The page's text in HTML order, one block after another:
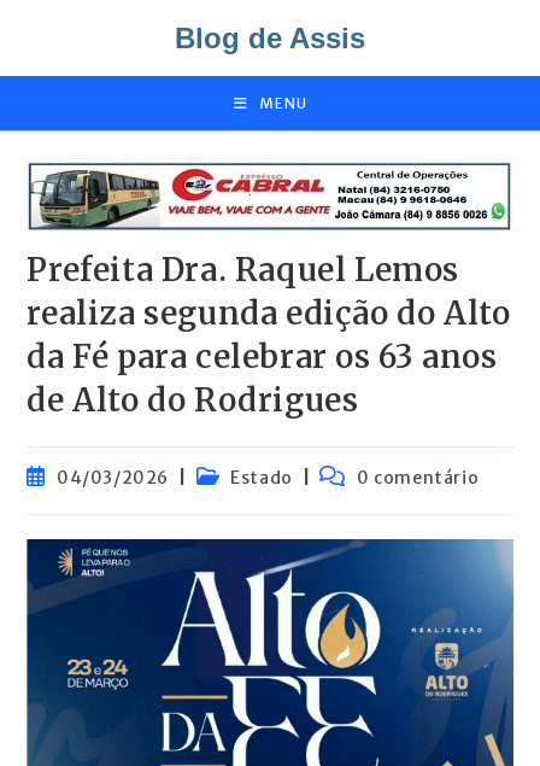
o
Blog de Assis
MENU
Prefeita Dra. Raquel Lemos
realiza segunda edição do Alto
da Fé para celebrar os 63 anos
de Alto do Rodrigues
Post04/03/2026
Categoria
Estado
Comentários
0 comentário